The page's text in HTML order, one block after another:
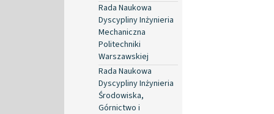
Rada Naukowa
Dyscypliny Inżynieria
Mechaniczna
Politechniki
Warszawskiej
Rada Naukowa
Dyscypliny Inżynieria
Środowiska,
Górnictwo i